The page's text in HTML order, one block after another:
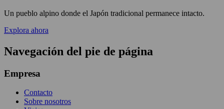
Un pueblo alpino donde el Japón tradicional permanece intacto.
Explora ahora
Navegación del pie de página
Empresa
Contacto
Sobre nosotros